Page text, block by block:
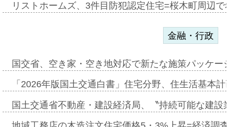
リストホームズ、3件目防犯認定住宅=桜木町周辺
金融・行政
国交省、空き家・空き地対応で新たな施策パッケ
「2026年版国土交通白書」住宅分野、住生活基本
国土交通省不動産・建設経済局、〝持続可能な建